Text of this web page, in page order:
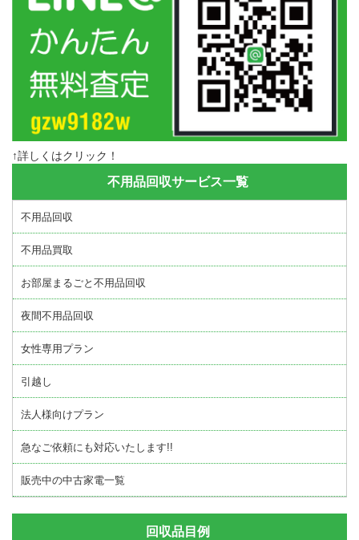
↑詳しくはクリック！
不用品回収サービス一覧
不用品回収
不用品買取
お部屋まるごと不用品回収
夜間不用品回収
女性専用プラン
引越し
法人様向けプラン
急なご依頼にも対応いたします!!
販売中の中古家電一覧
回収品目例